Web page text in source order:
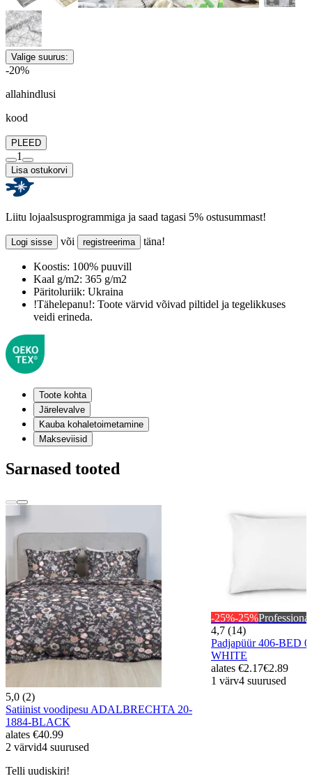
Valige suurus:
-20%
allahindlusi
kood
PLEED
1
Lisa ostukorvi
Liitu lojaalsusprogrammiga ja saad tagasi 5% ostusummast!
Logi sisse või registreerima täna!
Koostis: 100% puuvill
Kaal g/m2: 365 g/m2
Päritoluriik: Ukraina
!Tähelepanu!: Toote värvid võivad piltidel ja tegelikkuses
veidi erineda.
Toote kohta
Järelevalve
Kauba kohaletoimetamine
Makseviisid
Sarnased tooted
5,0 (2)
Satiinist voodipesu ADALBRECHTA 20-
1884-BLACK
alates €40.99
2 värvid4 suurused
-25%-25%Professional
4,7 (14)
Padjapüür 406-BED
WHITE
alates €2.17€2.89
1 värv4 suurused
Telli uudiskiri!